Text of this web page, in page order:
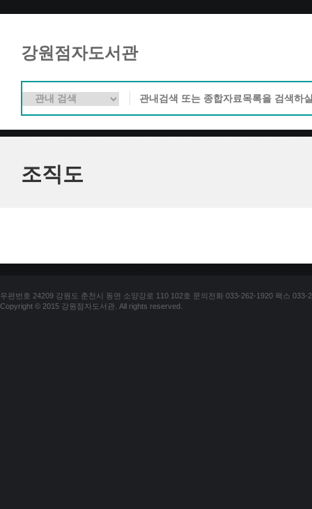
강원점자도서관
조직도
우편번호 24209 강원도 춘천시 동면 소양강로 110 102호 문의전화 033-262-1920 팩스 033-
Copyright © 2015 강원점자도서관. All rights reserved.